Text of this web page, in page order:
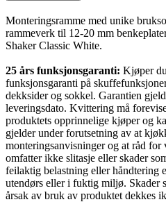
Monteringsramme med unike
rammeverk til 12-20 mm
Shaker Classic White.
25 års funksjonsgaranti: Kjøper
funksjonsgaranti på
dekksider og sokkel. Garantien
leveringsdato. Kvittering må
produktets opprinnelige kjøper og
gjelder under forutsetning av at
monteringsanvisninger og at råd
omfatter ikke slitasje eller skader
feilaktig belastning eller håndtering
utendørs eller i fuktig miljø. Skader
årsak av bruk av produktet dekkes